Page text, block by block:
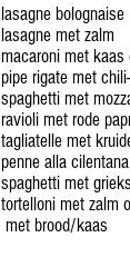
lasagne bolognaise
lasagne met zalm
macaroni met kaas
pipe rigate met
spaghetti met
ravioli met rode
tagliatelle met
penne alla
spaghetti met
tortelloni met zalm
met brood/kaas